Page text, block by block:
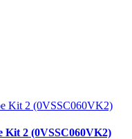
Kit 2 (0VSSC060VK2)